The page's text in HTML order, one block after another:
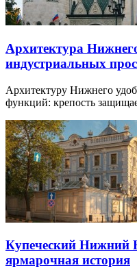
Архитектура
индустриальных
Архитектуру Нижнего
функций: крепость
Купеческий Нижний
ярмарочная история